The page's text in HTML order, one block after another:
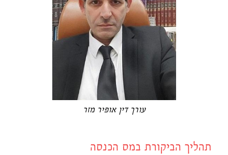
עורך דין אופיר מזר
תהליך הביקורת במס הכנסה